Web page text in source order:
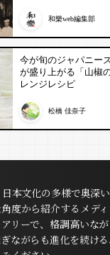
和樂web編集部
今が旬のジャパニー
が盛り上がる「山椒
レンジレシピ
松橋 佳奈子
日本文化の多様で奥深
度から紹介するメディ
リーで、格調高いな
ながらも進化を続け